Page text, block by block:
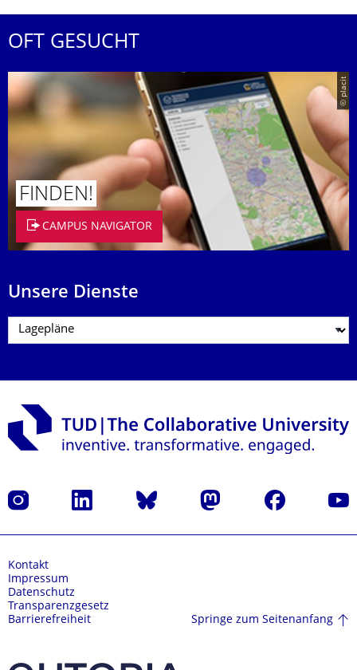
OFT GESUCHT
© placit
FINDEN!
CAMPUS NAVIGATOR
Unsere Dienste
Instagram LinkedIn Bluesky Mastodon Facebook
Kontakt
Impressum
Datenschutz
Transparenzgesetz
Barrierefreiheit
Springe zum Seitenanfang